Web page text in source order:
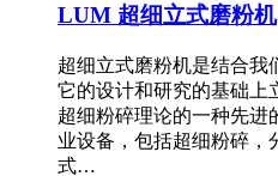
LUM 超细立式磨粉机
超细立式磨粉机是结合我
它的设计和研究的基础上
超细粉碎理论的一种先进
业设备，包括超细粉碎，
式…